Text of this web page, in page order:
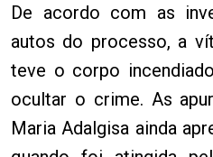
De acordo com as
autos do processo, a
teve o corpo
ocultar o crime. As
Maria Adalgisa ainda